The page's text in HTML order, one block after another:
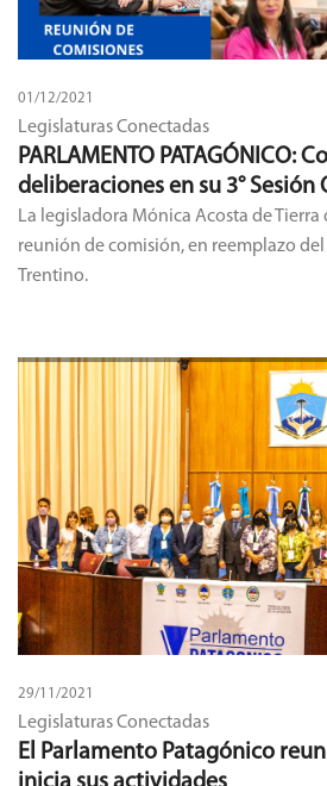
01/12/2021
Legislaturas Conectadas
PARLAMENTO PATAGÓNICO:
deliberaciones en su 3°
La legisladora Mónica Acosta de
reunión de comisión, en reemplazo
Trentino.
29/11/2021
Legislaturas Conectadas
El Parlamento Patagónico